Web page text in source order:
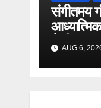
संगीतमय
कैदीAUG 6,